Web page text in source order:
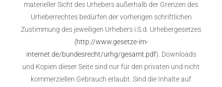
materieller Sicht des Urhebers außerhalb der Grenzen des
Urheberrechtes bedürfen der vorherigen schriftlichen
Zustimmung des jeweiligen Urhebers i.S.d. Urhebergesetzes
(http://www.gesetze-im-
internet.de/bundesrecht/urhg/gesamt.pdf). Downloads
und Kopien dieser Seite sind nur für den privaten und nicht
kommerziellen Gebrauch erlaubt. Sind die Inhalte auf